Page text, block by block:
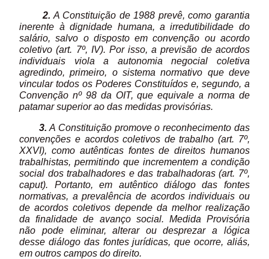
2. A Constituição de 1988 prevê, como garantia
inerente à dignidade humana, a irredutibilidade do
salário, salvo o disposto em convenção ou acordo
coletivo (art. 7º, IV). Por isso, a previsão de acordos
individuais viola a autonomia negocial coletiva
agredindo, primeiro, o sistema normativo que deve
vincular todos os Poderes Constituídos e, segundo, a
Convenção nº 98 da OIT, que equivale a norma de
patamar superior ao das medidas provisórias.
3. A Constituição promove o reconhecimento das
convenções e acordos coletivos de trabalho (art. 7º,
XXVI), como autênticas fontes de direitos humanos
trabalhistas, permitindo que incrementem a condição
social dos trabalhadores e das trabalhadoras (art. 7º,
caput). Portanto, em autêntico diálogo das fontes
normativas, a prevalência de acordos individuais ou
de acordos coletivos depende da melhor realização
da finalidade de avanço social. Medida Provisória
não pode eliminar, alterar ou desprezar a lógica
desse diálogo das fontes jurídicas, que ocorre, aliás,
em outros campos do direito.